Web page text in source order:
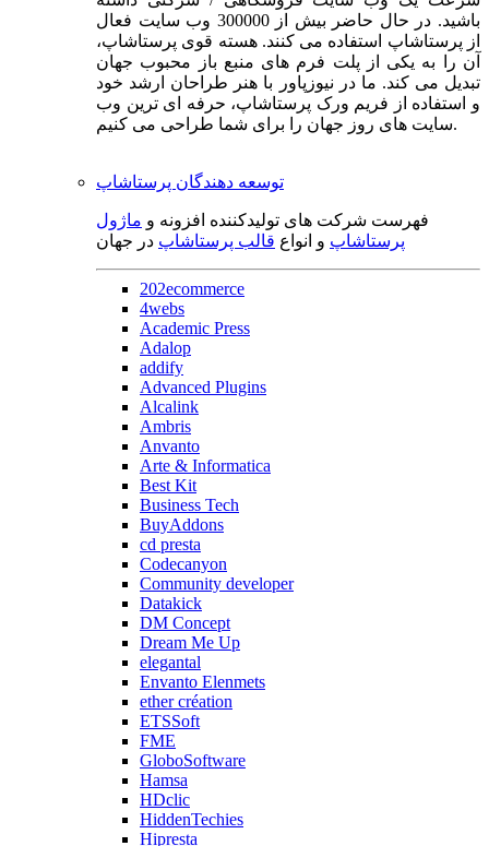
باشید. در حال حاضر بیش از 300000 وب سایت فعال
از پرستاشاپ استفاده می کنند. هسته قوی پرستاشاپ،
آن را به یکی از پلت فرم های منبع باز محبوب جهان
تبدیل می کند. ما در نیوزپاور با هنر طراحان ارشد خود
و استفاده از فریم ورک پرستاشاپ، حرفه ای ترین وب
سایت های روز جهان را برای شما طراحی می کنیم.
توسعه دهندگان پرستاشاپ
فهرست شرکت های تولیدکننده افزونه و ماژول
پرستاشاپ و انواع قالب پرستاشاپ در جهان
202ecommerce
4webs
Academic Press
Adalop
addify
Advanced Plugins
Alcalink
Ambris
Anvanto
Arte & Informatica
Best Kit
Business Tech
BuyAddons
cd presta
Codecanyon
Community developer
Datakick
DM Concept
Dream Me Up
elegantal
Envanto Elenmets
ether création
ETSSoft
FME
GloboSoftware
Hamsa
HDclic
HiddenTechies
Hipresta